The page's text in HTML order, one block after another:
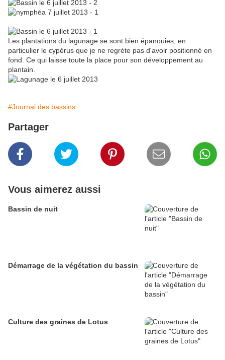
Les plantations du lagunage se sont bien épanouies, en
particulier le cypérus que je ne regrète pas d'avoir positionné en
fond. Ce qui laisse toute la place pour son développement au
plantain.
#Journal des bassins
Partager
Vous aimerez aussi
Bassin de nuit
Démarrage de la végétation du bassin
Culture des graines de Lotus